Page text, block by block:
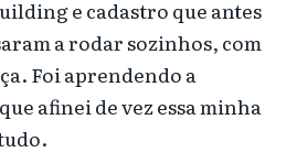
e cadastro que antes
a rodar sozinhos, com
Foi aprendendo a
afinei de vez essa minha